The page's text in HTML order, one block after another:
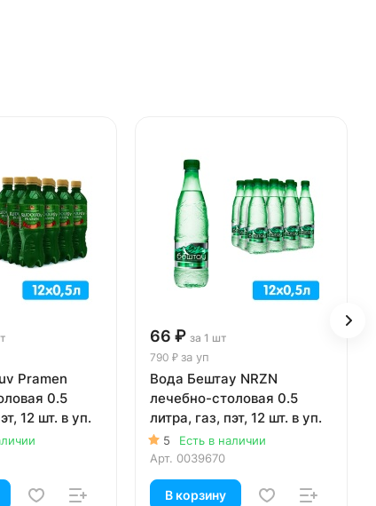
Pramen
0.5
12 шт. в уп.
66 ₽ за 1 шт
790 ₽ за уп
Вода Бештау NRZN
лечебно-столовая 0.5
литра, газ, пэт, 12 шт. в уп.
5
Есть в наличии
Арт. 0039670
В корзину